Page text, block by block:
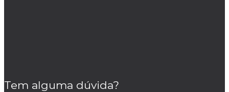
Tem alguma dúvida?